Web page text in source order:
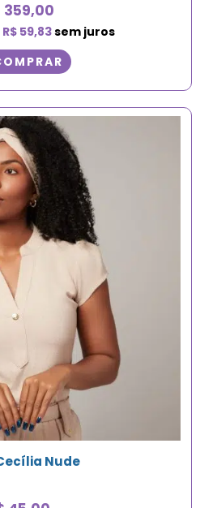
359,00
R$59,83sem juros
Nude